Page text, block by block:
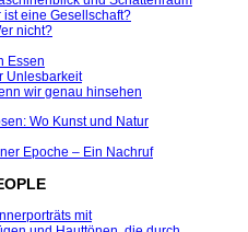
eine Gesellschaft?
nicht?
Essen
Unlesbarkeit
wir genau hinsehen
Wo Kunst und Natur
Epoche – Ein Nachruf